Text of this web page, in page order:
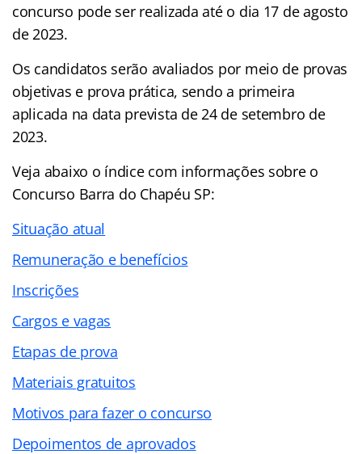
concurso pode ser realizada até o dia 17 de agosto
de 2023.
Os candidatos serão avaliados por meio de provas
objetivas e prova prática, sendo a primeira
aplicada na data prevista de 24 de setembro de
2023.
Veja abaixo o índicecom informações sobre o
Concurso Barra do Chapéu SP:
Situação atual
Remuneração e benefícios
Inscrições
Cargos e vagas
Etapas de prova
Materiais gratuitos
Motivos para fazer o concurso
Depoimentos de aprovados